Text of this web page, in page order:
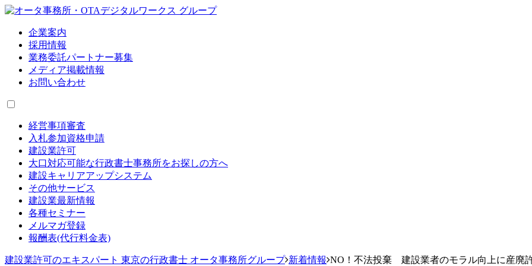
企業案内
採用情報
業務委託パートナー募集
メディア掲載情報
お問い合わせ
経営事項審査
入札参加資格申請
建設業許可
大口対応可能な行政書士事務所をお探しの方へ
建設キャリアアップシステム
その他サービス
建設業最新情報
各種セミナー
メルマガ登録
報酬表(代行料金表)
建設業許可のエキスパート 東京の行政書士 オータ事務所グループ 新着情報 NO！不法投棄 建設業者のモラル向上に産廃